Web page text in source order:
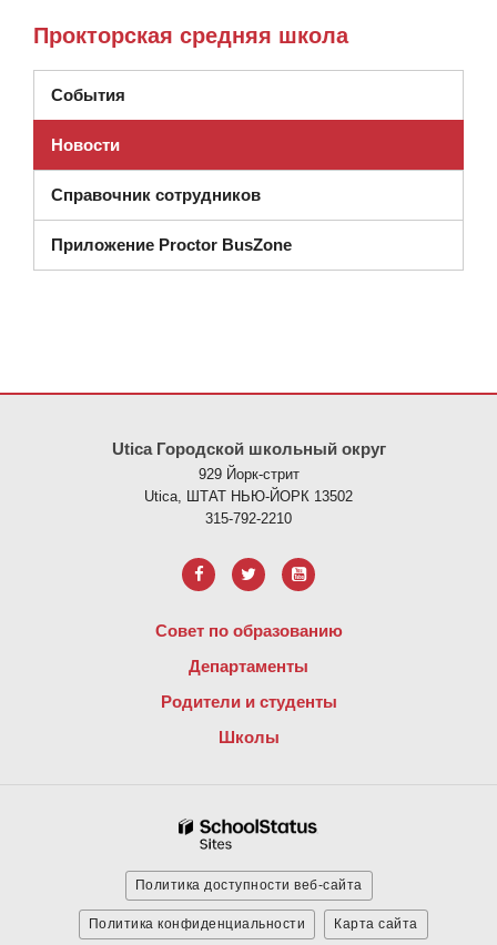
Прокторская средняя школа
События
Новости
Справочник сотрудников
Приложение Proctor BusZone
Utica Городской школьный округ
929 Йорк-стрит
Utica, ШТАТ НЬЮ-ЙОРК 13502
315-792-2210
Совет по образованию
Департаменты
Родители и студенты
Школы
Политика доступности веб-сайта
Политика конфиденциальности Карта сайта